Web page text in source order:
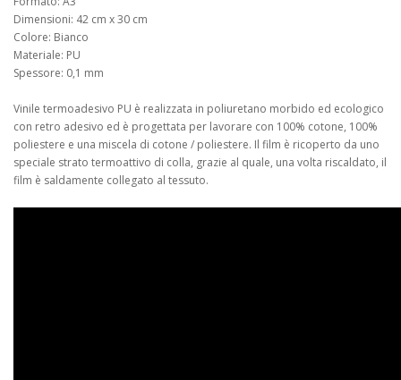
Dimensioni: 42 cm x 30 cm
Colore: Bianco
Materiale: PU
Spessore: 0,1 mm
Vinile termoadesivo PU è realizzata in poliuretano morbido ed ecologico
con retro adesivo ed è progettata per lavorare con 100% cotone, 100%
poliestere e una miscela di cotone / poliestere. Il film è ricoperto da uno
speciale strato termoattivo di colla, grazie al quale, una volta riscaldato, il
film è saldamente collegato al tessuto.